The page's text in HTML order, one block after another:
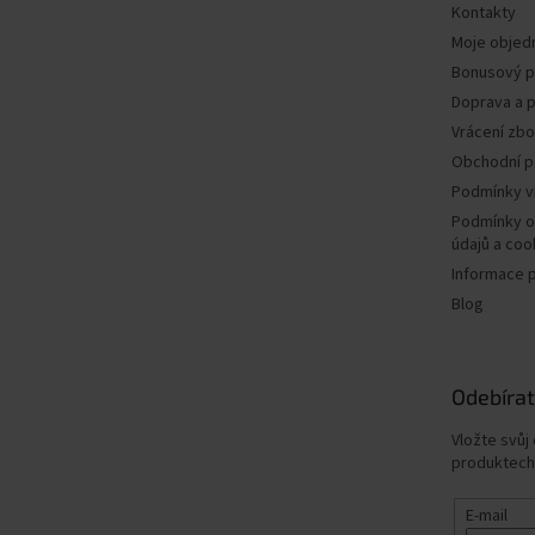
Kontakty
Moje
Bonusový
Doprava a
Vrácení
Obchodní
Podmínky
Podmínky
údajů a
Informace
Blog
Vložte svůj
E-mail